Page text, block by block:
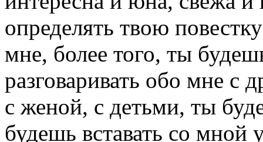
определять твою
мне, более того, ты
разговаривать обо мне с
с женой, с детьми, ты
будешь вставать со